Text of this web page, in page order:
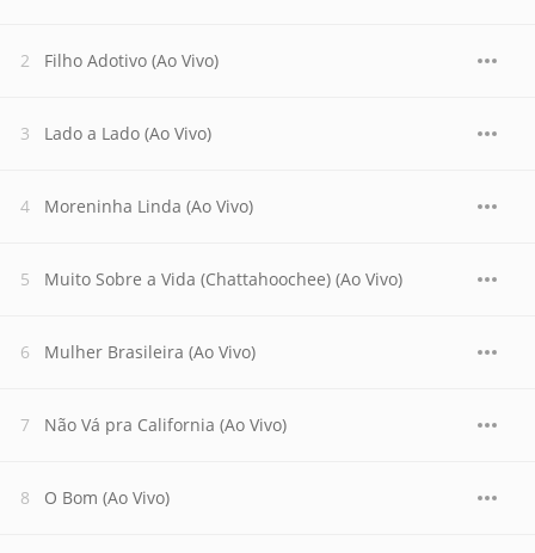
Filho Adotivo (Ao Vivo)
Lado a Lado (Ao Vivo)
Moreninha Linda (Ao Vivo)
Muito Sobre a Vida (Chattahoochee) (Ao Vivo)
Mulher Brasileira (Ao Vivo)
Não Vá pra California (Ao Vivo)
O Bom (Ao Vivo)